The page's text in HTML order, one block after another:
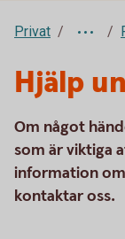
Privat
Hjälp
Om något
som är viktiga
information
kontaktar oss.